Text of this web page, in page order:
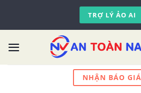
content
TRỢ LÝ ẢO AI
NHẬN BÁO GIÁ